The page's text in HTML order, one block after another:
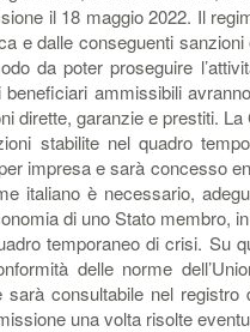
il 18 maggio 2022. Il
e dalle conseguenti
da poter proseguire
beneficiari ammissibili
dirette, garanzie e prestiti.
stabilite nel quadro
impresa e sarà concesso
italiano è necessario,
di uno Stato membro,
temporaneo di crisi. Su
delle norme
sarà consultabile nel
una volta risolte